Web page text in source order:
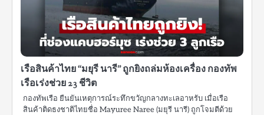
เรือสินค้าไทย “มยุรี นารี” ถูกยิงถล่มห้องเครื่อง กองทัพ
เรือเร่งช่วย 23 ชีวิต
กองทัพเรือ ยืนยันเหตุการณ์ระทึกขวัญกลางทะเลอาหรับ เมื่อเรือ
สินค้าติดธงชาติไทยชื่อ Mayuree Naree (มยุรี นารี) ถูกโจมตีด้วย